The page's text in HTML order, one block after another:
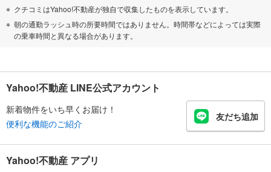
クチコミはYahoo!不動産が独自で収集したものを表示しています。
朝の通勤ラッシュ時の所要時間ではありません。時間帯などによっては実際
の乗車時間と異なる場合があります。
Yahoo!不動産 LINE公式アカウント
新着物件をいち早くお届け！
便利な機能のご紹介
友だち追加
Yahoo!不動産 アプリ